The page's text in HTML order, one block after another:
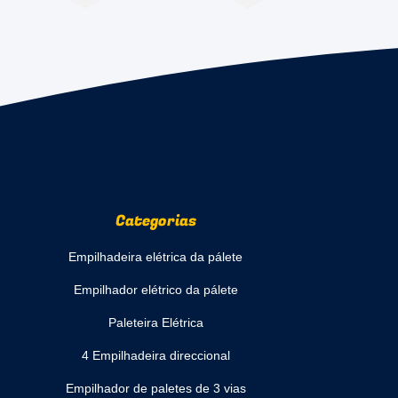
Categorias
Empilhadeira elétrica da pálete
Empilhador elétrico da pálete
Paleteira Elétrica
4 Empilhadeira direccional
Empilhador de paletes de 3 vias